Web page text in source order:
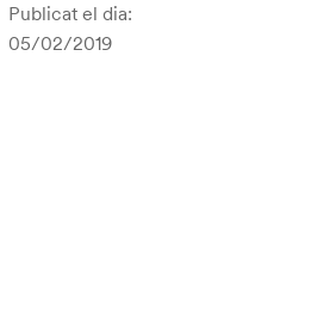
Publicat el dia:
05/02/2019